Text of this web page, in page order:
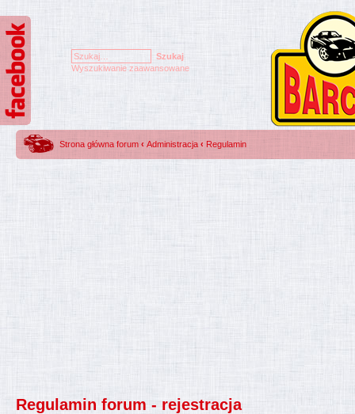
Wyszukiwanie zaawansowane
Strona główna forum ‹ Administracja ‹ Regulamin
Regulamin forum - rejestracja